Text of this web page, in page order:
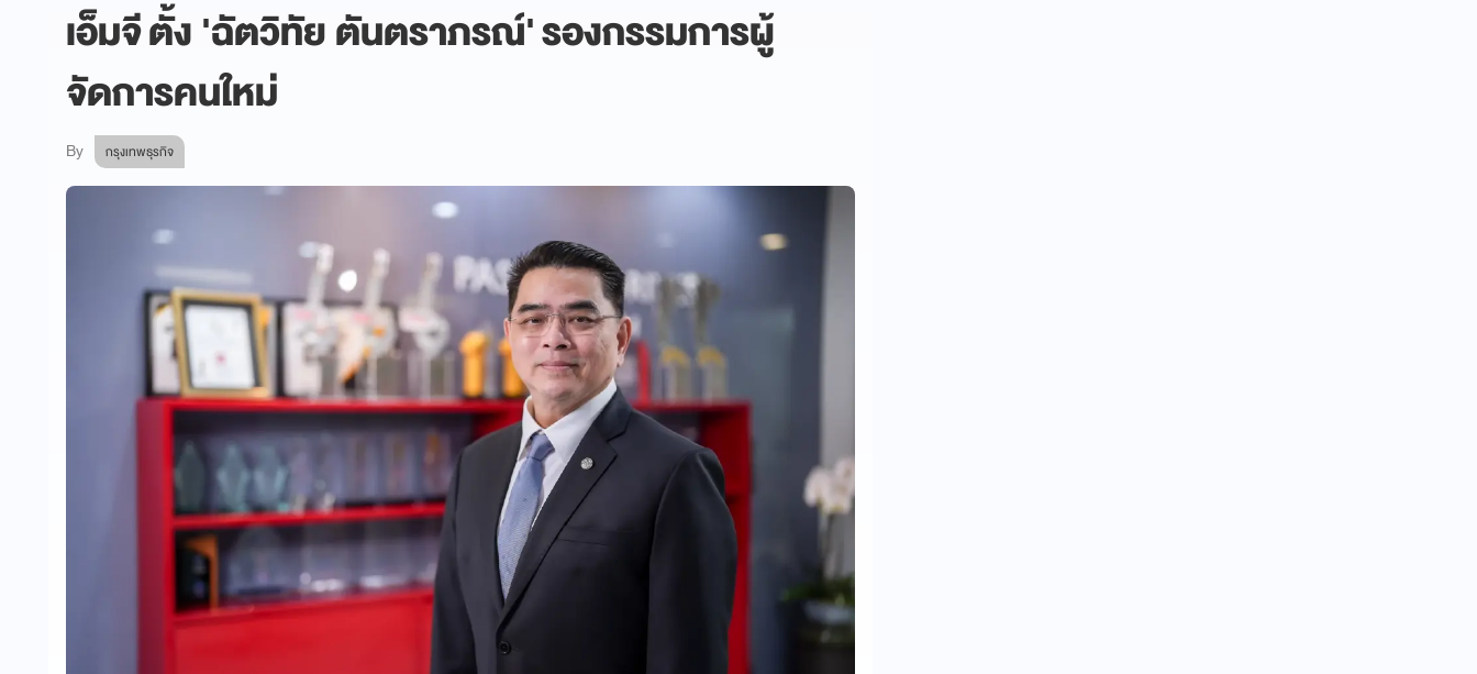
เอ็มจี ตั้ง 'ฉัตวิทัย ตันตราภรณ์' รองกรรมการผู้
จัดการคนใหม่
By กรุงเทพธุรกิจ